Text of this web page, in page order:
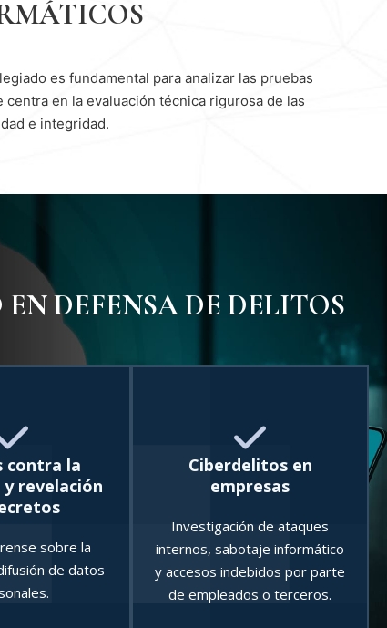
es fundamental para analizar las pruebas
en la evaluación técnica rigurosa de las
e integridad.
DEFENSA DE DELITOS
contra la
revelación
sobre la
de datos
Ciberdelitos en
empresas
Investigación de ataques
internos, sabotaje informático
y accesos indebidos por parte
de empleados o terceros.